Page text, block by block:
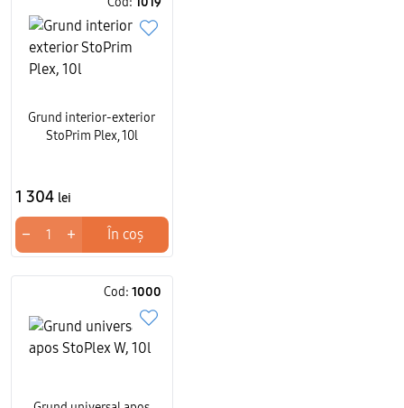
Grund interior-exterior
StoPrim Plex, 10l
1 304 lei
− + În coș
Cod: 1000